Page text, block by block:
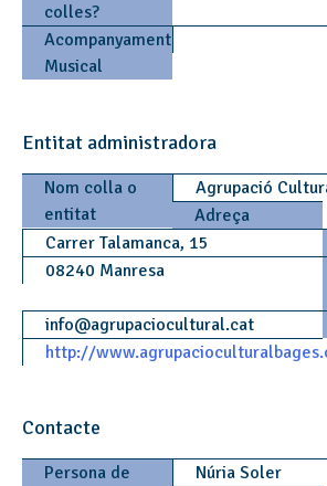
colles?
Acompanyament
Musical
Entitat administradora
Nom colla o
entitat
Agrupació
Adreça
Carrer Talamanca, 15
08240 Manresa
info@agrupaciocultural.cat
http://
Contacte
Persona de
Núria Soler